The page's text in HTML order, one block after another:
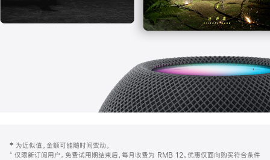
页
注
‡ 为近似值。金额可能随时间变动。
⁺ 仅限新订阅用户。免费试用期结束后，每月收费为 RMB 12。优惠仅面向购买符合条件